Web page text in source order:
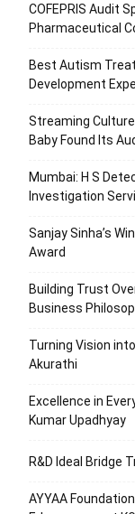
COFEPRIS Audit
Pharmaceutical
Best Autism
Development
Streaming
Baby Found Its
Mumbai: H S
Investigation
Sanjay Sinha’s
Award
Building Trust
Business
Turning Vision
Akurathi
Excellence in
Kumar Upadhyay
R&D Ideal Bridge
AYYAA